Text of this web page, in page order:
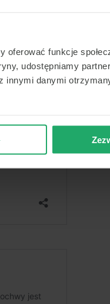
funkcje
udostępniamy
innymi danymi